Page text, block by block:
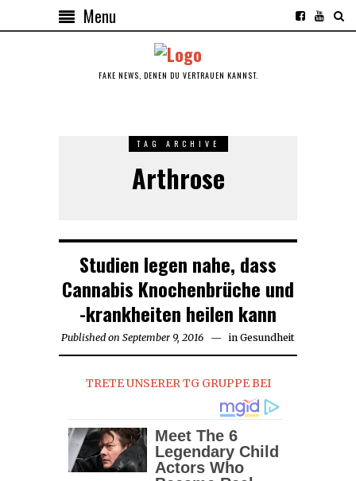
Menu
FAKE NEWS, DENEN DU VERTRAUEN KANNST.
TAG ARCHIVE
Arthrose
Studien legen nahe, dass
Cannabis Knochenbrüche und
-krankheiten heilen kann
Published on September 9, 2016 September
in Gesundheit
TRETE UNSERER TG GRUPPE BEI